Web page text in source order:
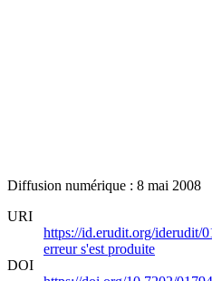
Diffusion numérique : 8 mai 2008
URI
https://id.erudit.org/iderudit/
erreur s'est produite
DOI